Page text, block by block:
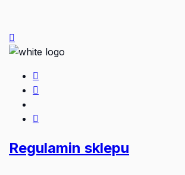
Regulamin sklepu